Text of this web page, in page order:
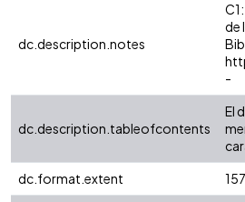
dc.description.notes
de
-
dc.description.tableofcontents
El
dc.format.extent